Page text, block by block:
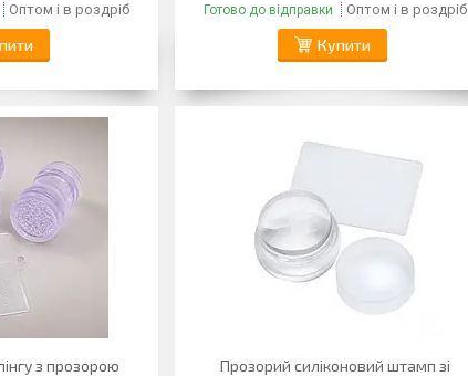
Оптом і в роздріб Готово до відправки Оптом і в роздріб
Купити
з прозорою
Прозорий силіконовий штамп зі